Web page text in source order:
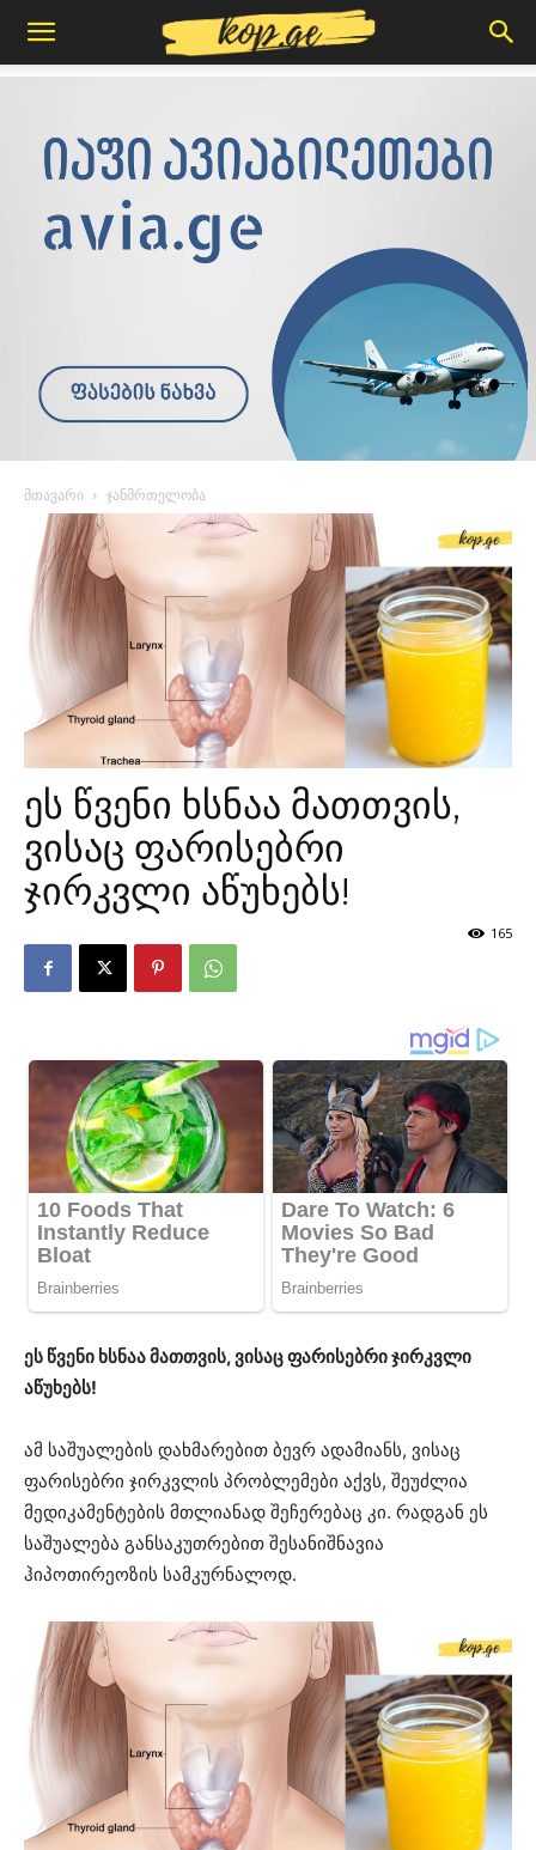
მთავარი ჯანმრთელობა
ეს წვენი ხსნაა მათთვის,
ვისაც ფარისებრი
ჯირკვლი აწუხებს!
165
ეს წვენი ხსნაა მათთვის, ვისაც ფარისებრი ჯირკვლი
აწუხებს!
ამ საშუალების დახმარებით ბევრ ადამიანს, ვისაც
ფარისებრი ჯირკვლის პრობლემები აქვს, შეუძლია
მედიკამენტების მთლიანად შეჩერებაც კი. რადგან ეს
საშუალება განსაკუთრებით შესანიშნავია
ჰიპოთირეოზის სამკურნალოდ.